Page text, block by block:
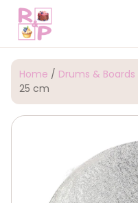
Home / Drums & Boards
25 cm